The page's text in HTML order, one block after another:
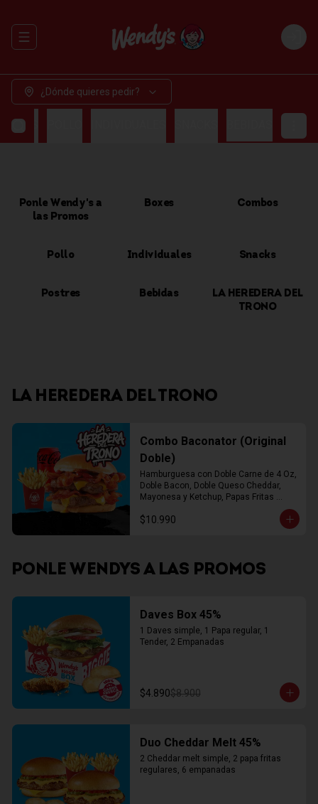
Abrir menu de navegación Login
¿Dónde quieres pedir?
Ponle Wendy's a
las Promos
Boxes Combos
Pollo Individuales Snacks
Postres Bebidas
LA HEREDERA DEL
TRONO
LA HEREDERA DEL TRONO
Combo Baconator (Original
Doble)
Hamburguesa con Doble Carne de 4 Oz,
Doble Bacon, Doble Queso Cheddar,
Mayonesa y Ketchup, Papas Fritas
$10.990
PONLE WENDYS A LAS PROMOS
Daves Box 45%
1 Daves simple, 1 Papa regular, 1
Tender, 2 Empanadas
$4.890$8.900
Duo Cheddar Melt 45%
2 Cheddar melt simple, 2 papa fritas
regulares, 6 empanadas